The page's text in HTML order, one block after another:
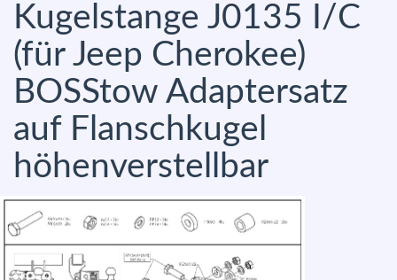
Kugelstange J0135 I/C
(für Jeep Cherokee)
BOSStow Adaptersatz
auf Flanschkugel
höhenverstellbar